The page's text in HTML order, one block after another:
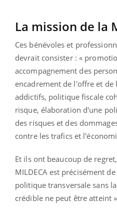
La mission de la
Ces bénévoles et
devrait consister : «
accompagnement des
encadrement de l'offre et
addictifs, politique fiscale
risque, élaboration d'une
des risques et des
contre les trafics et
Et ils ont beaucoup de
MILDECA est précisément
politique transversale sans
crédible ne peut être atteint